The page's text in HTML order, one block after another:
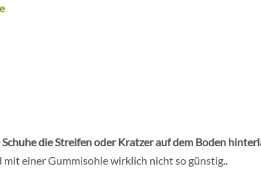
die Streifen oder Kratzer auf dem Boden
einer Gummisohle wirklich nicht so günstig..